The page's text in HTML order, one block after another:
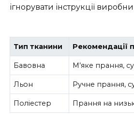
ігнорувати інструкції
Тип тканини Рекомендації
Бавовна М’яке прання,
Льон Ручне прання,
Поліестер Прання на